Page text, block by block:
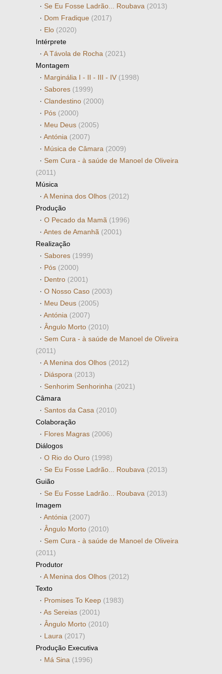
· Se Eu Fosse Ladrão... Roubava (2013)
· Dom Fradique (2017)
· Elo (2020)
Intérprete
· A Távola de Rocha (2021)
Montagem
· Marginália I - II - III - IV (1998)
· Sabores (1999)
· Clandestino (2000)
· Pós (2000)
· Meu Deus (2005)
· Antónia (2007)
· Música de Câmara (2009)
· Sem Cura - à saúde de Manoel de Oliveira
(2011)
Música
· A Menina dos Olhos (2012)
Produção
· O Pecado da Mamã (1996)
· Antes de Amanhã (2001)
Realização
· Sabores (1999)
· Pós (2000)
· Dentro (2001)
· O Nosso Caso (2003)
· Meu Deus (2005)
· Antónia (2007)
· Ângulo Morto (2010)
· Sem Cura - à saúde de Manoel de Oliveira
(2011)
· A Menina dos Olhos (2012)
· Diáspora (2013)
· Senhorim Senhorinha (2021)
Câmara
· Santos da Casa (2010)
Colaboração
· Flores Magras (2006)
Diálogos
· O Rio do Ouro (1998)
· Se Eu Fosse Ladrão... Roubava (2013)
Guião
· Se Eu Fosse Ladrão... Roubava (2013)
Imagem
· Antónia (2007)
· Ângulo Morto (2010)
· Sem Cura - à saúde de Manoel de Oliveira
(2011)
Produtor
· A Menina dos Olhos (2012)
Texto
· Promises To Keep (1983)
· As Sereias (2001)
· Ângulo Morto (2010)
· Laura (2017)
Produção Executiva
· Má Sina (1996)